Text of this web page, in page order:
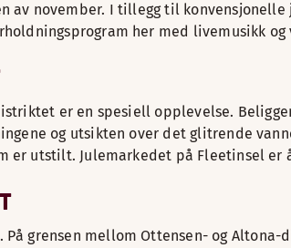
av november. I tillegg til
her med livemusikk
er en spesiell opplevelse.
og utsikten over det glitrende
er utstilt. Julemarkedet på Fleetinsel
grensen mellom Ottensen- og